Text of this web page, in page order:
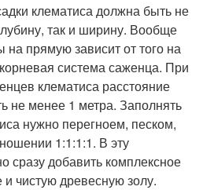
клематиса должна быть не
так и ширину. Вообще
прямую зависит от того на
система саженца. При
клематиса расстояние
не менее 1 метра. Заполнять
нужно перегноем, песком,
1:1:1:1. В эту
сразу добавить комплексное
чистую древесную золу.